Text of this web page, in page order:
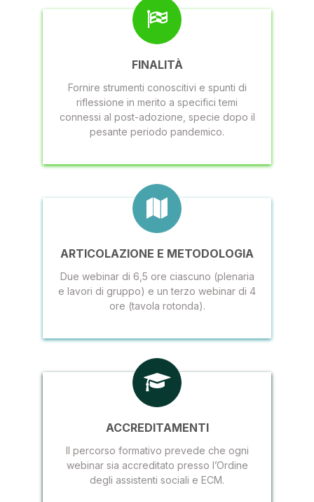
FINALITÀ
Fornire strumenti conoscitivi e spunti di
riflessione in merito a specifici temi
connessi al post-adozione, specie dopo il
pesante periodo pandemico.
ARTICOLAZIONE E METODOLOGIA
Due webinar di 6,5 ore ciascuno (plenaria
e lavori di gruppo) e un terzo webinar di 4
ore (tavola rotonda).
ACCREDITAMENTI
Il percorso formativo prevede che ogni
webinar sia accreditato presso l’Ordine
degli assistenti sociali e ECM.